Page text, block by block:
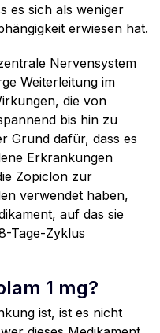
es sich als weniger
erwiesen hat.
Nervensystem
Weiterleitung im
die von
bis hin zu
Grund dafür, dass es
Erkrankungen
Zopiclon zur
verwendet haben,
auf das sie
Tage-Zyklus
1 mg?
ist, ist es nicht